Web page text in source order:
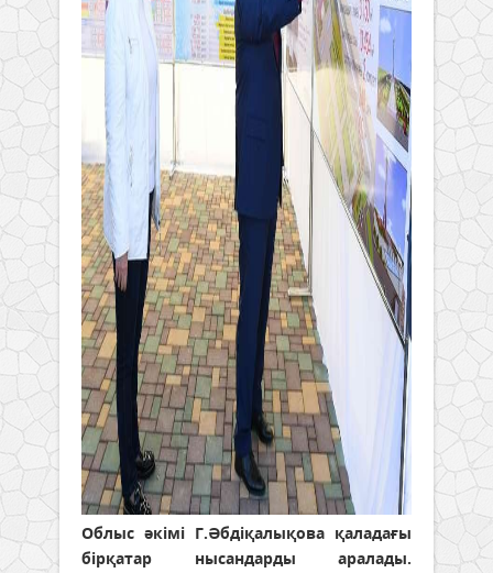
Облыс әкімі Г.Әбдіқалықова қаладағы
бірқатар нысандарды аралады.